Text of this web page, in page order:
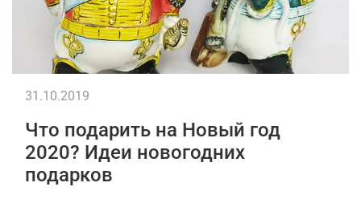
Что подарить на Новый год
2020? Идеи новогодних
подарков
31.10.2019